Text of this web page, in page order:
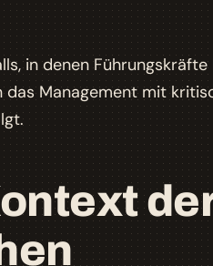
in denen Führungskräfte
Management mit